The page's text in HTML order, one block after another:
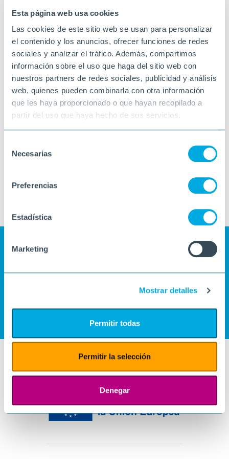
Esta página web usa cookies
Las cookies de este sitio web se usan para personalizar
el contenido y los anuncios, ofrecer funciones de redes
sociales y analizar el tráfico. Además, compartimos
información sobre el uso que haga del sitio web con
nuestros partners de redes sociales, publicidad y análisis
web, quienes pueden combinarla con otra información
que les haya proporcionado o que hayan recopilado a
partir del uso que haya hecho de sus servicios.
Necesarias
Preferencias
Estadística
Marketing
Mostrar detalles
Permitir todas
Permitir la selección
Denegar